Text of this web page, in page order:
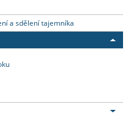
a sdělení tajemníka